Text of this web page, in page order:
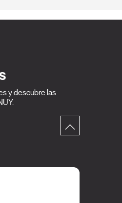
y descubre las